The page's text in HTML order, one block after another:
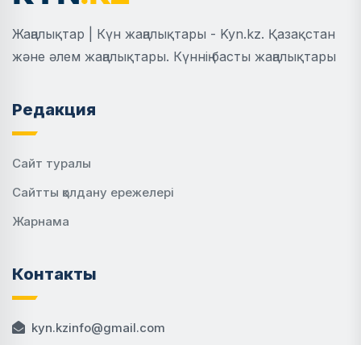
Жаңалықтар | Күн жаңалықтары - Kyn.kz. Қазақстан
және әлем жаңалықтары. Күннің басты жаңалықтары
Редакция
Сайт туралы
Сайтты қолдану ережелері
Жарнама
Контакты
kyn.kzinfo@gmail.com